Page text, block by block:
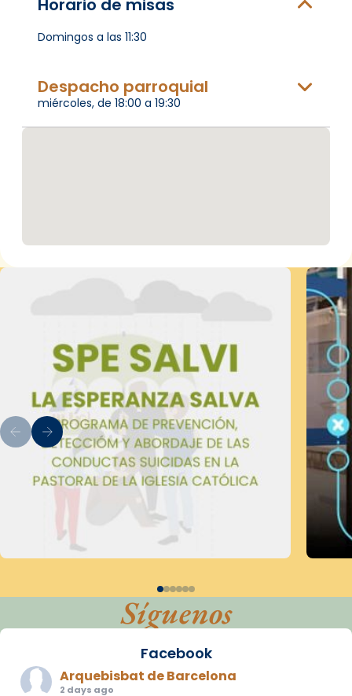
Horario de misas
Domingos a las 11:30
Despacho parroquial
miércoles, de 18:00 a 19:30
Síguenos
Facebook
Arquebisbat de Barcelona
2 days ago